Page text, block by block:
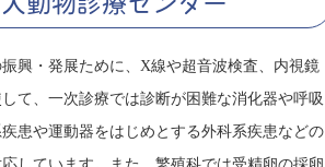
興・発展ために、X線や超音波検査、内視鏡
て、一次診療では診断が困難な消化器や呼吸
患や運動器をはじめとする外科系疾患などの
しています。また、繁殖科では受精卵の採卵